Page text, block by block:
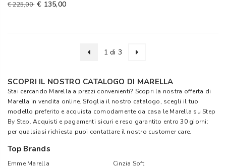
€ 225,00 € 135,00
1 di 3
SCOPRI IL NOSTRO CATALOGO DI MARELLA
Stai cercando Marella a prezzi convenienti? Scopri la nostra offerta di
Marella in vendita online. Sfoglia il nostro catalogo, scegli il tuo
modello preferito e acquista comodamente da casa le Marella suStep
By Step. Acquisti e pagamenti sicuri e reso garantito entro 30 giorni:
per qualsiasi richiesta puoi contattare il nostro customer care.
Top Brands
Emme Marella
Cinzia Soft